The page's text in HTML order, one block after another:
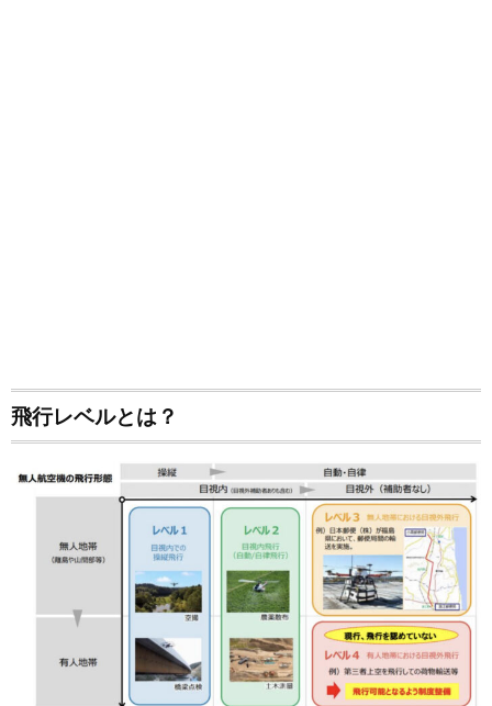
飛行レベルとは？